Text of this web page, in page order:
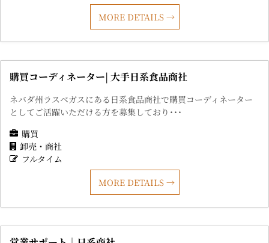
MORE DETAILS
購買コーディネーター| 大手日系食品商社
ネバダ州ラスベガスにある日系食品商社で購買コーディネーター
としてご活躍いただける方を募集しており･･･
購買
卸売・商社
フルタイム
MORE DETAILS